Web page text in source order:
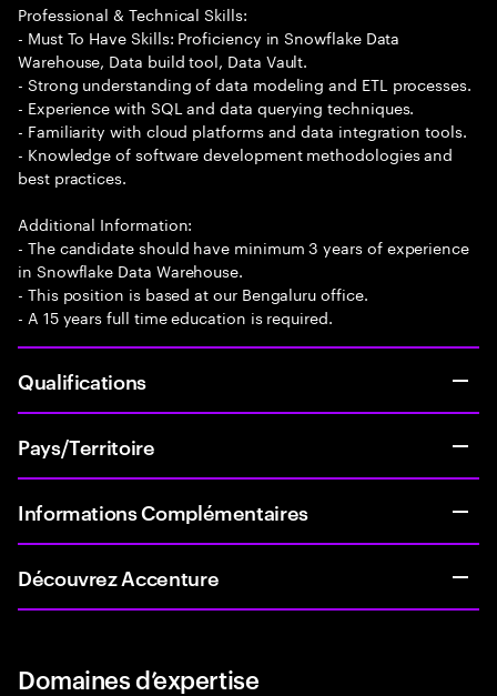
Professional & Technical Skills:
- Must To Have Skills: Proficiency in Snowflake Data
Warehouse, Data build tool, Data Vault.
- Strong understanding of data modeling and ETL processes.
- Experience with SQL and data querying techniques.
- Familiarity with cloud platforms and data integration tools.
- Knowledge of software development methodologies and
best practices.
Additional Information:
- The candidate should have minimum 3 years of experience
in Snowflake Data Warehouse.
- This position is based at our Bengaluru office.
- A 15 years full time education is required.
Qualifications
Pays/Territoire
Informations Complémentaires
Découvrez Accenture
Domaines d’expertise